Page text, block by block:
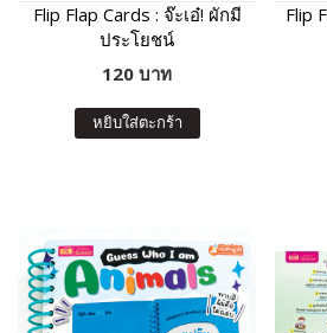
Flip Flap Cards : จ๊ะเอ๋! ผักมี
ประโยชน์
120 บาท
หยิบใส่ตะกร้า
Flip